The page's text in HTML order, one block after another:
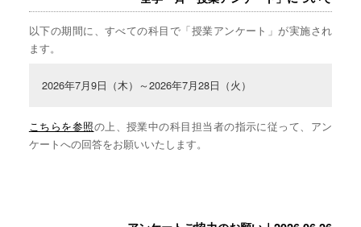
以下の期間に、すべての科目で「授業アンケート」が実施され
ます。
2026年7月9日（木）～2026年7月28日（火）
こちらを参照の上、授業中の科目担当者の指示に従って、アン
ケートへの回答をお願いいたします。